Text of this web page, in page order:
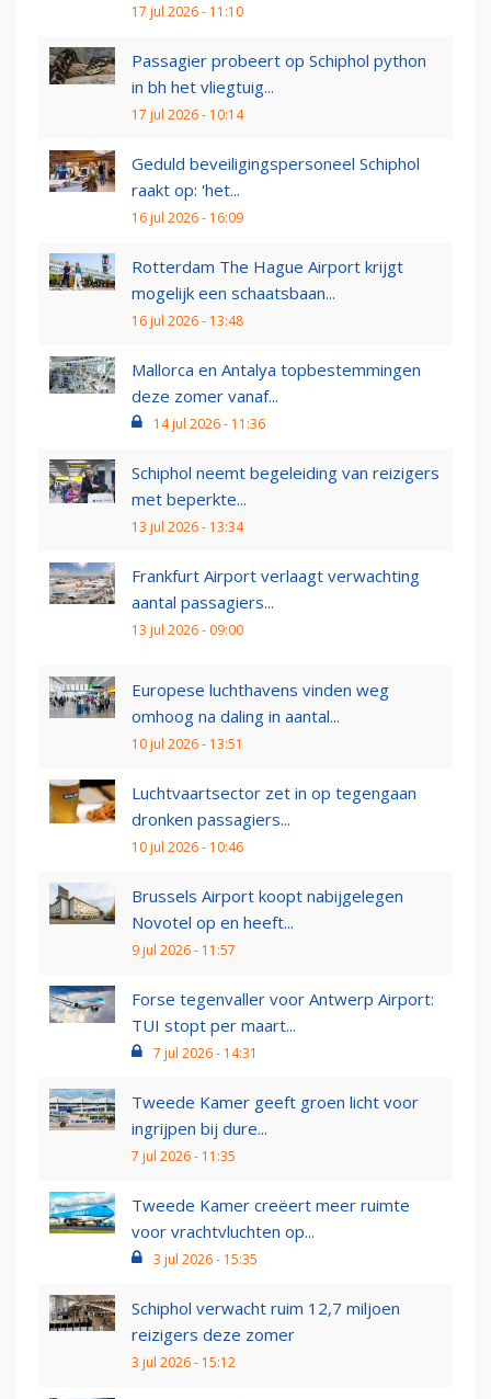
17 jul 2026 - 11:10
Passagier probeert op Schiphol python
in bh het vliegtuig...
17 jul 2026 - 10:14
Geduld beveiligingspersoneel Schiphol
raakt op: 'het...
16 jul 2026 - 16:09
Rotterdam The Hague Airport krijgt
mogelijk een schaatsbaan...
16 jul 2026 - 13:48
Mallorca en Antalya topbestemmingen
deze zomer vanaf...
14 jul 2026 - 11:36
Schiphol neemt begeleiding van reizigers
met beperkte...
13 jul 2026 - 13:34
Frankfurt Airport verlaagt verwachting
aantal passagiers...
13 jul 2026 - 09:00
Europese luchthavens vinden weg
omhoog na daling in aantal...
10 jul 2026 - 13:51
Luchtvaartsector zet in op tegengaan
dronken passagiers...
10 jul 2026 - 10:46
Brussels Airport koopt nabijgelegen
Novotel op en heeft...
9 jul 2026 - 11:57
Forse tegenvaller voor Antwerp Airport:
TUI stopt per maart...
7 jul 2026 - 14:31
Tweede Kamer geeft groen licht voor
ingrijpen bij dure...
7 jul 2026 - 11:35
Tweede Kamer creëert meer ruimte
voor vrachtvluchten op...
3 jul 2026 - 15:35
Schiphol verwacht ruim 12,7 miljoen
reizigers deze zomer
3 jul 2026 - 15:12